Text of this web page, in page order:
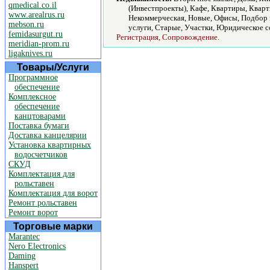
qmedical.co.il
www.arealrus.ru
mebson.ru
femidasurgut.ru
meridian-prom.ru
ligaknives.ru
Товары/Услуги
Программное
обеспечение
Комплексное
обеспечение
канцтоварами
Поставка бумаги
Доставка канцелярии
Установка квартирных
водосчетчиков
СКУД
Комплектация для
рольставен
Комплектация для ворот
Ремонт рольставен
Ремонт ворот
Торговые марки
Marantec
Nero Electronics
Daming
Hanspert
(Инвестпроекты), Кафе, Квартиры,
Некоммерческая, Новые, Офисы, Подбор
услуги, Старые, Участки, Юридическое
Регистрация, Сопровождение.